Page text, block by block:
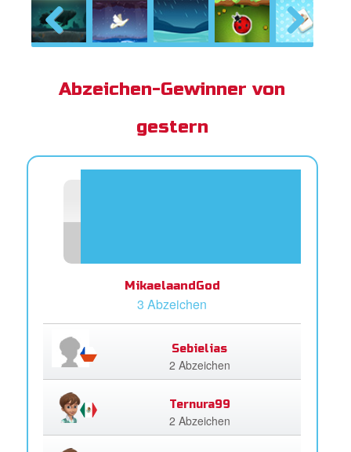
Previous Next
Abzeichen-Gewinner von
gestern
MikaelaandGod
3 Abzeichen
Sebielias
2 Abzeichen
Ternura99
2 Abzeichen